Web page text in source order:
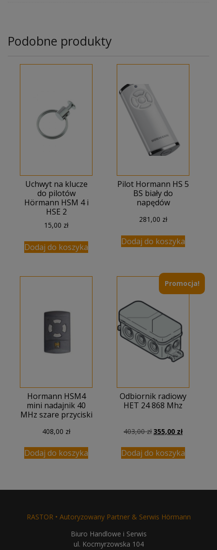
Podobne produkty
Uchwyt na klucze
do pilotów
Hörmann HSM 4 i
HSE 2
15,00 zł
Dodaj do koszyka
Pilot Hormann HS 5
BS biały do
napędów
281,00 zł
Dodaj do koszyka
Hormann HSM4
mini nadajnik 40
MHz szare przyciski
408,00 zł
Dodaj do koszyka
Promocja!
Odbiornik radiowy
HET 24 868 Mhz
403,00zł Pierwotna
wynosiła:
403,00 zł.
355,00 złAktualna
wynosi:
355,00 zł.
Dodaj do koszyka
RASTOR • Autoryzowany Partner & Serwis Hörmann
Biuro Handlowe i Serwis
ul. Kocmyrzowska 104